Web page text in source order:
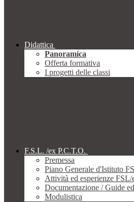
Didattica
Panoramica
Offerta formativa
I progetti delle classi
F.S.L. /ex P.C.T.O.
Premessa
Piano Generale d'Istituto
Attività ed esperienze
Documentazione / Guide
Modulistica